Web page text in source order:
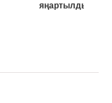
яңартылды